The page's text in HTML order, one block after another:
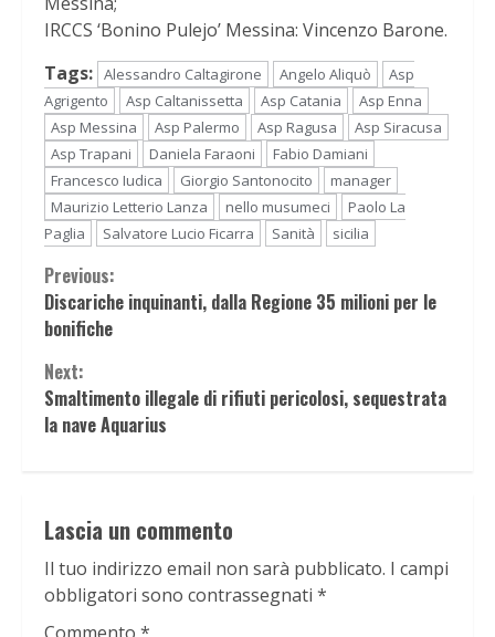
IRCCS ‘Bonino Pulejo’ Messina: Vincenzo Barone.
Tags: Alessandro Caltagirone Angelo Aliquò
Asp
Agrigento
Asp Caltanissetta Asp Catania
Asp Enna
Asp Messina
Asp Palermo Asp Ragusa
Asp Siracusa
Asp Trapani
Daniela Faraoni
Fabio Damiani
Francesco Iudica
Giorgio Santonocito
manager
Maurizio Letterio Lanza
nello musumeci
Paolo La
Paglia
Salvatore Lucio Ficarra Sanità sicilia
Continue
Reading
Previous:
Discariche inquinanti, dalla Regione 35 milioni per le
bonifiche
Next:
Smaltimento illegale di rifiuti pericolosi, sequestrata
la nave Aquarius
Lascia un commento
Il tuo indirizzo email non sarà pubblicato. I campi
obbligatori sono contrassegnati *